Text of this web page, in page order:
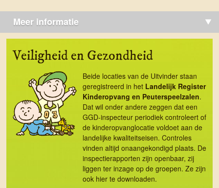
Meer informatie
Veiligheid en Gezondheid
Beide locaties van de Uitvinder staan
geregistreerd in het Landelijk Register
Kinder­opvang en Peuterspeel­zalen.
Dat wil onder andere zeggen dat een
GGD-inspecteur periodiek controleert of
de kinderopvanglocatie voldoet aan de
landelijke kwaliteitseisen. Controles
vinden altijd onaange­kon­digd plaats. De
inspectie­rapporten zijn openbaar, zij
liggen ter inzage op de groepen. Ze zijn
ook hier te downloaden.